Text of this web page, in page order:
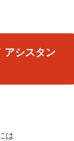
アシスタン
は